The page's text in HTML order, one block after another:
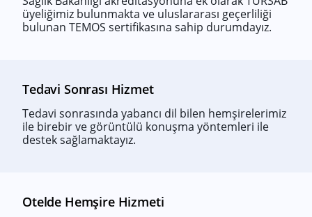
üyeliğimiz bulunmakta ve uluslararası geçerliliği
bulunan TEMOS sertifikasına sahip durumdayız.
Tedavi Sonrası Hizmet
Tedavi sonrasında yabancı dil bilen hemşirelerimiz
ile birebir ve görüntülü konuşma yöntemleri ile
destek sağlamaktayız.
Otelde Hemşire Hizmeti